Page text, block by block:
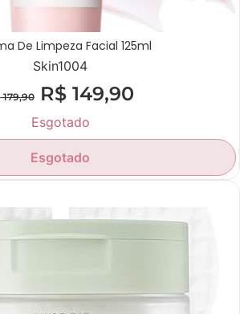
De Limpeza Facial 125ml
Skin1004
179,90 R$149,90
Esgotado
Esgotado